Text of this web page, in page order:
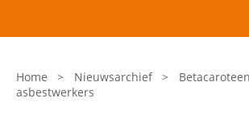
Laatste nieuws
Onze organisatie
Home > Nieuwsarchief >
asbestwerkers